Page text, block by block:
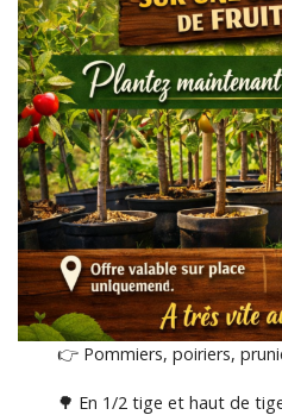
👉 Pommiers, poiriers,
🌳 En 1/2 tige et haut de